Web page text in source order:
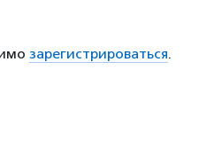
зарегистрироваться.